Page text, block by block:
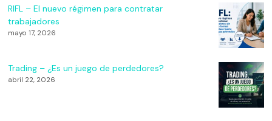
RIFL – El nuevo régimen para contratar
trabajadores
mayo 17, 2026
Trading – ¿Es un juego de perdedores?
abril 22, 2026